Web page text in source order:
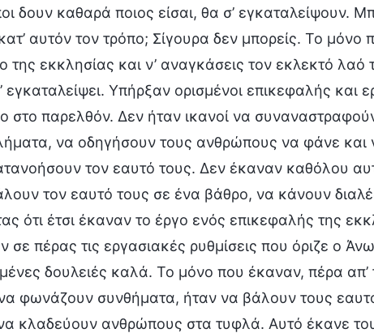
δουν καθαρά ποιος είσαι, θα σ’ εγκαταλείψουν.
αυτόν τον τρόπο; Σίγουρα δεν μπορείς. Το μόνο
της εκκλησίας και ν’ αναγκάσεις τον εκλεκτό
Υπήρξαν ορισμένοι επικεφαλής και
στο παρελθόν. Δεν ήταν ικανοί να
να οδηγήσουν τους ανθρώπους να φάνε και
τον εαυτό τους. Δεν έκαναν καθόλου
τον εαυτό τους σε ένα βάθρο, να κάνουν
ότι έτσι έκαναν το έργο ενός επικεφαλής της
πέρας τις εργασιακές ρυθμίσεις που όριζε ο
δουλειές καλά. Το μόνο που έκαναν, πέρα απ’
φωνάζουν συνθήματα, ήταν να βάλουν τους
κλαδεύουν ανθρώπους στα τυφλά. Αυτό έκανε